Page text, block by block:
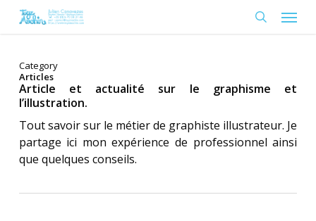
Menu
Category
Articles
Article et actualité sur le graphisme et
l’illustration.
Tout savoir sur le métier de graphiste illustrateur. Je
partage ici mon expérience de professionnel ainsi
que quelques conseils.